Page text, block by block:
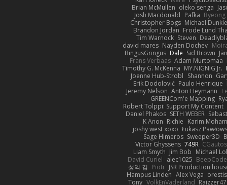
Brian McMullen oleko senga
Josh Macdonald Pafka Byeong
Christopher Bogs Michael
Brandon Jordan Frode Lund
Tim Warnock Steven
david mares Nayden Dochev
BingusGringus Dale Sid Brown
Frans Verbaas Adam Murtomaa
Timothy G. McKenna MY.NIGNIG Jr.
Joenne Hub-Strobl Shannon
Erik Dodolović Paulo Henrique
Jeremy Nelson Anton Heymann
GREENCom'e Mapping
Robert Tolppi: Support My Content
Daniel Phakos SETH WEBER
K Anon Richie Karim
joshy west xoxo Łukasz
Sage Himeros Sweeper3D
Victor Ghyssens 749R CGautos
Liam Smyth Jim Bob Michael
David Curiel alec1025
성익 김 Piotr JSR Production
Hampus Linden Alex Vega
Tony VolkEnVaderland Raizzer47